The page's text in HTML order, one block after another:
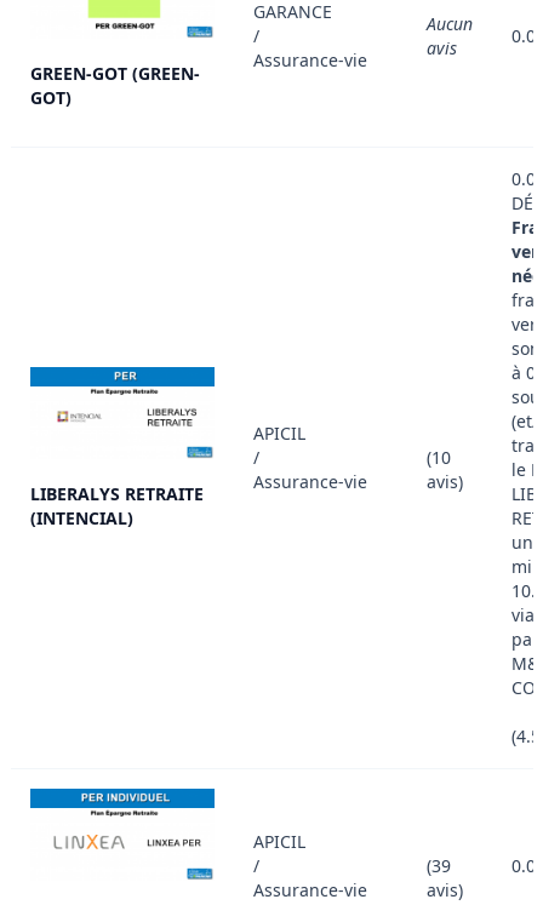
GREEN-GOT (GREEN-
GOT)
GARANCE
/
Assurance-vie
Aucun
avis
LIBERALYS RETRAITE
(INTENCIAL)
APICIL
/
Assurance-vie
(10
avis)
à
(et/
le
un
via
APICIL
/
Assurance-vie
(39
avis)